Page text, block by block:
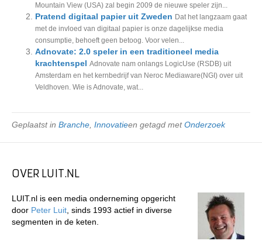
Mountain View (USA) zal begin 2009 de nieuwe speler zijn...
Pratend digitaal papier uit Zweden Dat het langzaam gaat
met de invloed van digitaal papier is onze dagelijkse media
consumptie, behoeft geen betoog. Voor velen...
Adnovate: 2.0 speler in een traditioneel media
krachtenspel Adnovate nam onlangs LogicUse (RSDB) uit
Amsterdam en het kernbedrijf van Neroc Mediaware(NGI) over uit
Veldhoven. Wie is Adnovate, wat...
Geplaatst in Branche Innovatieen getagd metOnderzoek
OVER LUIT.NL
LUIT.nl is een media onderneming opgericht
door Peter Luit , sinds 1993 actief in diverse
segmenten in de keten.